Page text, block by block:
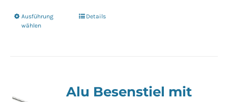
Ausführung
wählen
Dieses
auf.
Details
Alu Besenstiel mit